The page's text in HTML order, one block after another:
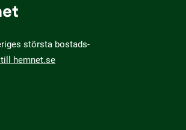
största bostads­
hemnet.se